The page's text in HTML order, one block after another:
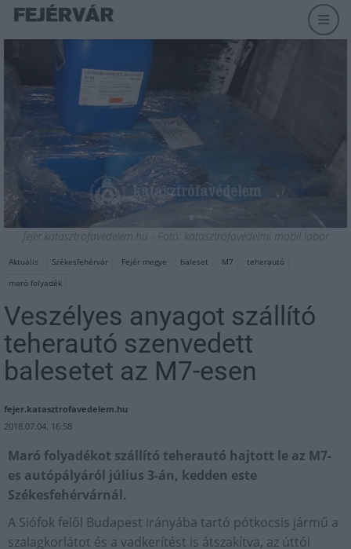
fejer.katasztrofavedelem.hu - Fotó: katasztrófavédelmi mobil labor
Aktuális Székesfehérvár Fejér megye baleset M7
teherautó
maró folyadék
Veszélyes anyagot szállító
teherautó szenvedett
balesetet az M7-esen
fejer.katasztrofavedelem.hu
2018.07.04. 16:58
Maró folyadékot szállító teherautó hajtott le az M7-
es autópályáról július 3-án, kedden este
Székesfehérvárnál.
A Siófok felől Budapest irányába tartó pótkocsis jármű a
szalagkorlátot és a vadkerítést is átszakítva, az úttól